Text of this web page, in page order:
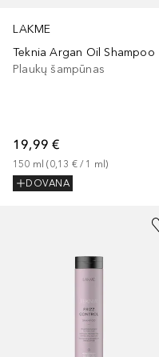
LAKME
Teknia Argan Oil Shampoo
Plaukų šampūnas
19,99 €
150 ml (0,13 € / 1 ml)
DOVANA